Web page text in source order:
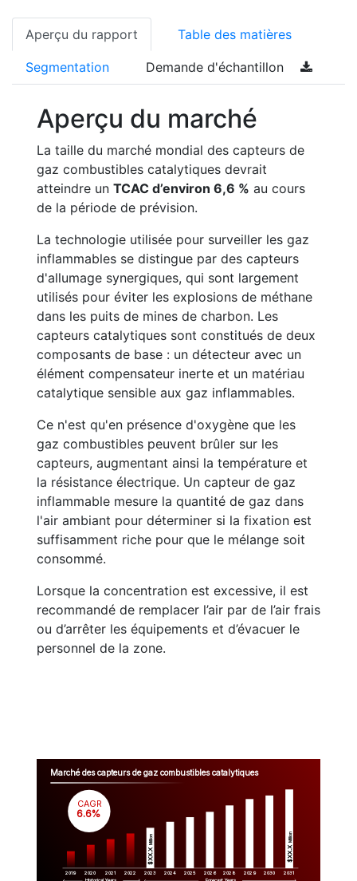
Aperçu du rapport Table des matières
Segmentation Demande d'échantillon
Aperçu du marché
La taille du marché mondial des capteurs de
gaz combustibles catalytiques devrait
atteindre un TCAC d’environ 6,6 % au cours
de la période de prévision.
La technologie utilisée pour surveiller les gaz
inflammables se distingue par des capteurs
d'allumage synergiques, qui sont largement
utilisés pour éviter les explosions de méthane
dans les puits de mines de charbon. Les
capteurs catalytiques sont constitués de deux
composants de base : un détecteur avec un
élément compensateur inerte et un matériau
catalytique sensible aux gaz inflammables.
Ce n'est qu'en présence d'oxygène que les
gaz combustibles peuvent brûler sur les
capteurs, augmentant ainsi la température et
la résistance électrique. Un capteur de gaz
inflammable mesure la quantité de gaz dans
l'air ambiant pour déterminer si la fixation est
suffisamment riche pour que le mélange soit
consommé.
Lorsque la concentration est excessive, il est
recommandé de remplacer l’air par de l’air frais
ou d’arrêter les équipements et d’évacuer le
personnel de la zone.
Marché des capteurs de gaz combustibles catalytiques
2019 2020 2021 2022 2023 2024 2025 2026 2028 2029 2030 2031
$XX.X
Million
$XX.X
Million
CAGR
6.6%